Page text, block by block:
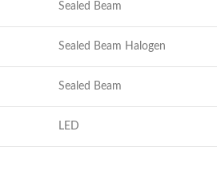
Sealed Beam
Sealed Beam Halogen
Sealed Beam
LED